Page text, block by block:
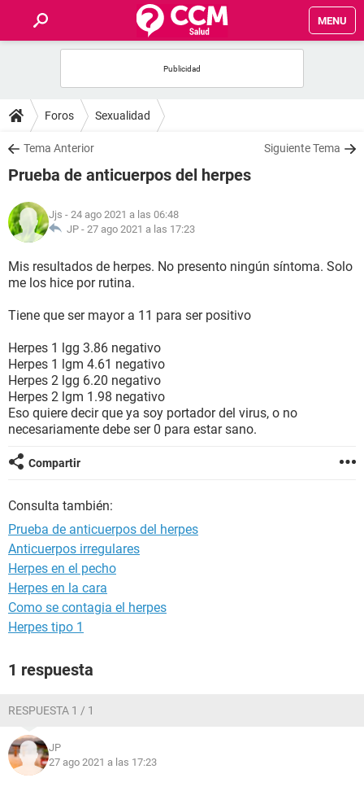
MENU
FOROS
SALUD
NUTRICIÓN
BIENESTAR
SEXUALIDAD
GLOSARIO
Foros Sexualidad
Tema Anterior Siguiente Tema
Prueba de anticuerpos del herpes
Jjs - 24 ago 2021 a las 06:48
JP - 27 ago 2021 a las 17:23
Mis resultados de herpes. No presento ningún síntoma. Solo
me los hice por rutina.
Tiene que ser mayor a 11 para ser positivo
Herpes 1 lgg 3.86 negativo
Herpes 1 lgm 4.61 negativo
Herpes 2 lgg 6.20 negativo
Herpes 2 lgm 1.98 negativo
Eso quiere decir que ya soy portador del virus, o no
necesariamente debe ser 0 para estar sano.
Compartir
Consulta también:
Prueba de anticuerpos del herpes
Anticuerpos irregulares
Herpes en el pecho
Herpes en la cara
Como se contagia el herpes
Herpes tipo 1
1 respuesta
RESPUESTA 1 / 1
JP
27 ago 2021 a las 17:23